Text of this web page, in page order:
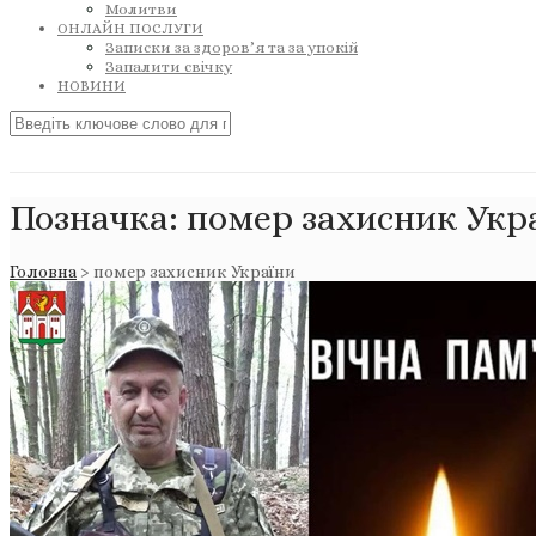
Молитви
ОНЛАЙН ПОСЛУГИ
Записки за здоров’я та за упокій
Запалити свічку
НОВИНИ
Позначка: помер захисник
Головна > помер захисник України